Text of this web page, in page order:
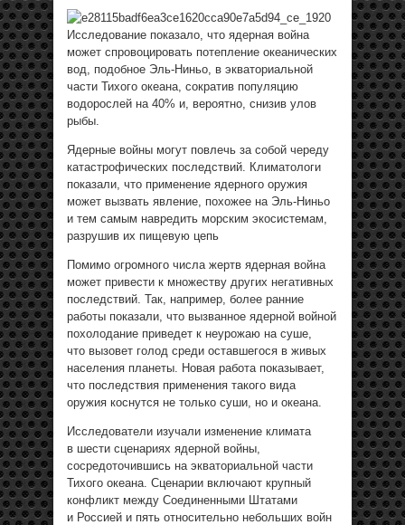
Исследование показало, что ядерная война
может спровоцировать потепление океанических
вод, подобное Эль-Ниньо, в экваториальной
части Тихого океана, сократив популяцию
водорослей на 40% и, вероятно, снизив улов
рыбы.
Ядерные войны могут повлечь за собой череду
катастрофических последствий. Климатологи
показали, что применение ядерного оружия
может вызвать явление, похожее на Эль-Ниньо
и тем самым навредить морским экосистемам,
разрушив их пищевую цепь
Помимо огромного числа жертв ядерная война
может привести к множеству других негативных
последствий. Так, например, более ранние
работы показали, что вызванное ядерной войной
похолодание приведет к неурожаю на суше,
что вызовет голод среди оставшегося в живых
населения планеты. Новая работа показывает,
что последствия применения такого вида
оружия коснутся не только суши, но и океана.
Исследователи изучали изменение климата
в шести сценариях ядерной войны,
сосредоточившись на экваториальной части
Тихого океана. Сценарии включают крупный
конфликт между Соединенными Штатами
и Россией и пять относительно небольших войн